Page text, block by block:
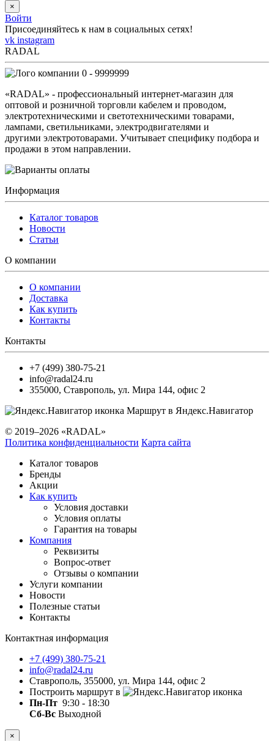
×
Войти
Присоединяйтесь к нам в социальных сетях!
vk instagram
RADAL
0 - 9999999
«RADAL» - профессиональный интернет-магазин для
оптовой и розничной торговли кабелем и проводом,
электротехническими и светотехническими товарами,
лампами, светильниками, электродвигателями и
другими электротоварами. Учитывает специфику подбора и
продажи в этом направлении.
Информация
Каталог товаров
Новости
Статьи
О компании
О компании
Доставка
Как купить
Контакты
Контакты
+7 (499) 380-75-21
info@radal24.ru
355000, Ставрополь, ул. Мира 144, офис 2
Маршрут в Яндекс.Навигатор
© 2019–2026 «RADAL»
Политика конфиденциальности Карта сайта
Каталог товаров
Бренды
Акции
Как купить
Условия доставки
Условия оплаты
Гарантия на товары
Компания
Реквизиты
Вопрос-ответ
Отзывы о компании
Услуги компании
Новости
Полезные статьи
Контакты
Контактная информация
+7 (499) 380-75-21
info@radal24.ru
Ставрополь, 355000, ул. Мира 144, офис 2
Построить маршрут в
Пн-Пт 9:30 - 18:30
Сб-Вс Выходной
×